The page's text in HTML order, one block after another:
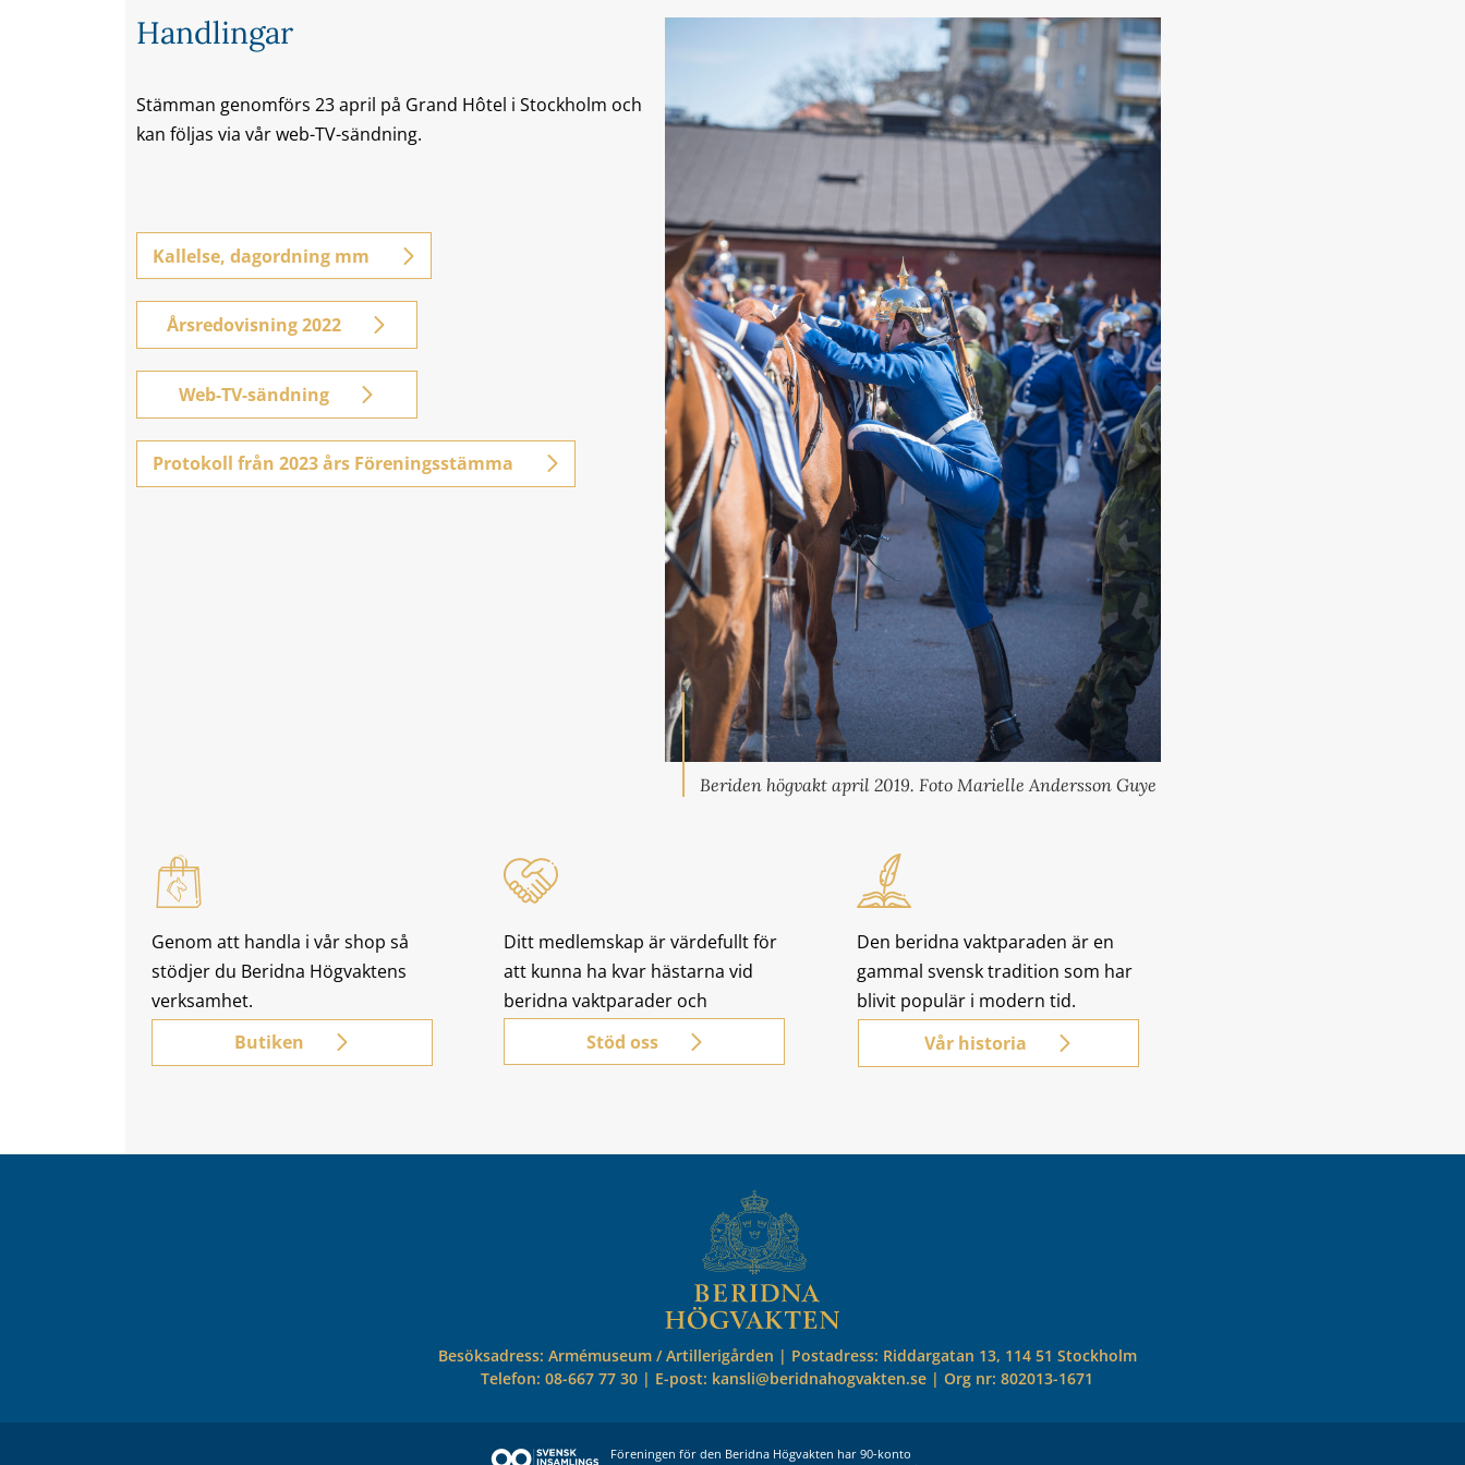
Handlingar
Stämman genomförs 23 april på Grand Hôtel i Stockholm och
kan följas via vår web-TV-sändning.
Kallelse, dagordning mm
Årsredovisning 2022
Web-TV-sändning
Protokoll från 2023 års Föreningsstämma
Beriden högvakt april 2019. Foto Marielle Andersson Guye
Genom att handla i vår shop så
stödjer du Beridna Högvaktens
verksamhet.
Butiken
Ditt medlemskap är värdefullt för
att kunna ha kvar hästarna vid
beridna vaktparader och
Stöd oss
Den beridna vaktparaden är en
gammal svensk tradition som har
blivit populär i modern tid.
Vår historia
Besöksadress: Armémuseum / Artillerigården | Postadress: Riddargatan 13, 114 51 Stockholm
Telefon: 08-667 77 30 | E-post: kansli@beridnahogvakten.se | Org nr: 802013-1671
Föreningen för den Beridna Högvakten har 90-konto